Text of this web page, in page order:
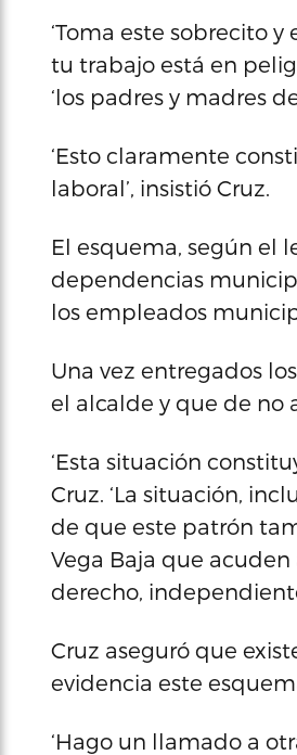
‘Toma este sobrecito
tu trabajo está en
‘los padres y madres
‘Esto claramente
laboral’, insistió Cruz.
El esquema, según el
dependencias
los empleados
Una vez entregados
el alcalde y que de no
‘Esta situación
Cruz. ‘La situación,
de que este patrón
Vega Baja que
derecho,
Cruz aseguró que
evidencia este
‘Hago un llamado a